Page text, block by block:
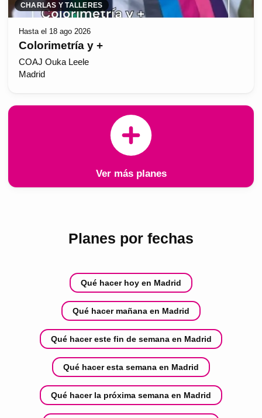
CHARLAS Y TALLERES
Hasta el 18 ago 2026
Colorimetría y +
COAJ Ouka Leele
Madrid
Ver más planes
Planes por fechas
Qué hacer hoy en Madrid
Qué hacer mañana en Madrid
Qué hacer este fin de semana en Madrid
Qué hacer esta semana en Madrid
Qué hacer la próxima semana en Madrid